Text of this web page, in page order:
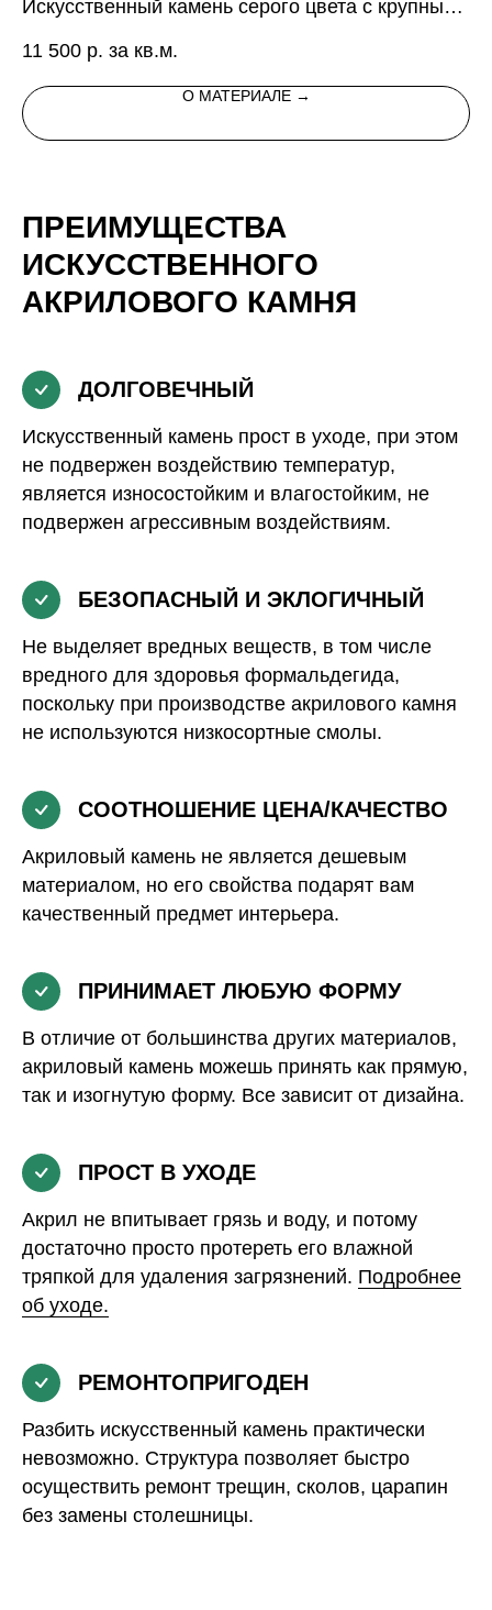
Искусственный камень серого цвета с крупными
11 500 р. за кв.м.
О МАТЕРИАЛЕ →
ПРЕИМУЩЕСТВА
ИСКУССТВЕННОГО
АКРИЛОВОГО КАМНЯ
ДОЛГОВЕЧНЫЙ
Искусственный камень прост в уходе, при этом
не подвержен воздействию температур,
является износостойким и влагостойким, не
подвержен агрессивным воздействиям.
БЕЗОПАСНЫЙ И ЭКЛОГИЧНЫЙ
Не выделяет вредных веществ, в том числе
вредного для здоровья формальдегида,
поскольку при производстве акрилового камня
не используются низкосортные смолы.
СООТНОШЕНИЕ ЦЕНА/КАЧЕСТВО
Акриловый камень не является дешевым
материалом, но его свойства подарят вам
качественный предмет интерьера.
ПРИНИМАЕТ ЛЮБУЮ ФОРМУ
В отличие от большинства других материалов,
акриловый камень можешь принять как прямую,
так и изогнутую форму. Все зависит от дизайна.
ПРОСТ В УХОДЕ
Акрил не впитывает грязь и воду, и потому
достаточно просто протереть его влажной
тряпкой для удаления загрязнений. Подробнее
об уходе.
РЕМОНТОПРИГОДЕН
Разбить искусственный камень практически
невозможно. Структура позволяет быстро
осуществить ремонт трещин, сколов, царапин
без замены столешницы.